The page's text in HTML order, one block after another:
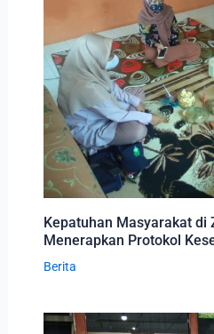
Kepatuhan Masyarakat di
Menerapkan Protokol
Berita